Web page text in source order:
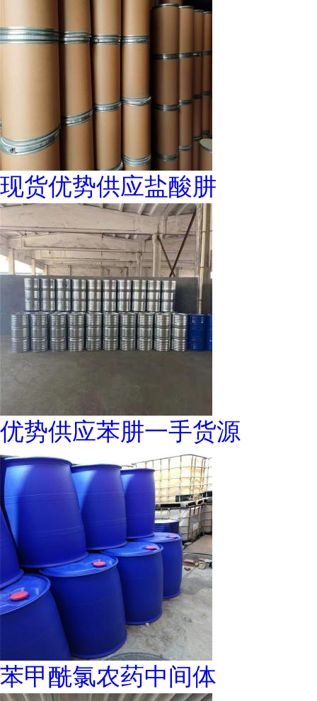
现货优势供应盐酸肼
优势供应苯肼一手货源
苯甲酰氯农药中间体